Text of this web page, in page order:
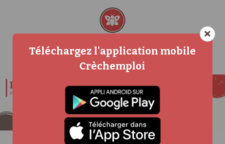
×
Téléchargez l'application mobile
Crèchemploi